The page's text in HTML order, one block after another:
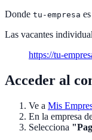
Donde tu-empresa
Las vacantes
https://tu-
Acceder al
Ve a Mis
En la empresa
Selecciona